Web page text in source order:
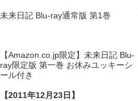
未来日記 Blu-ray通常版 第1巻
【Amazon.co.jp限定】未来日記 Blu-
ray限定版 第一巻 お休みユッキーシ
ール付き
【2011年12月23日】